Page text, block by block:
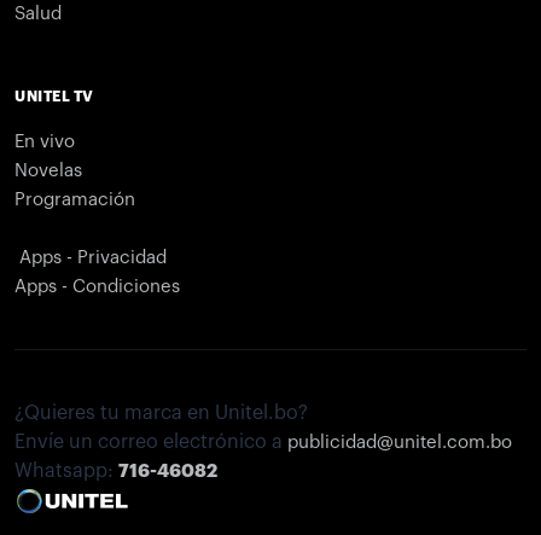
Salud
UNITEL TV
En vivo
Novelas
Programación
Apps - Privacidad
Apps - Condiciones
¿Quieres tu marca en Unitel.bo?
Envíe un correo electrónico a publicidad@unitel.com.bo
Whatsapp: 716-46082